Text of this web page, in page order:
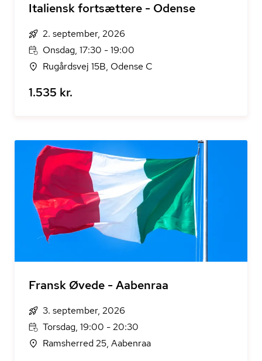
Italiensk fortsættere - Odense
2. september, 2026
Onsdag, 17:30 - 19:00
Rugårdsvej 15B, Odense C
1.535 kr.
Fransk Øvede - Aabenraa
3. september, 2026
Torsdag, 19:00 - 20:30
Ramsherred 25, Aabenraa